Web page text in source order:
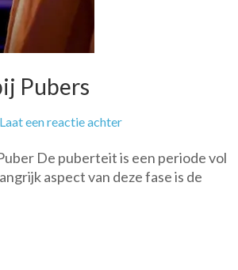
Pubers
Laat een reactie achterop
Cruciale
Rol
De puberteit is een periode vol
aspect van deze fase is de